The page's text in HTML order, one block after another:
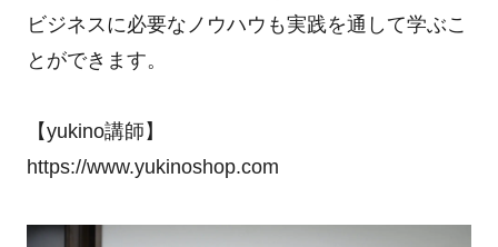
ビジネスに必要なノウハウも実践を通して学ぶこ
とができます。
【yukino講師】
https://www.yukinoshop.com